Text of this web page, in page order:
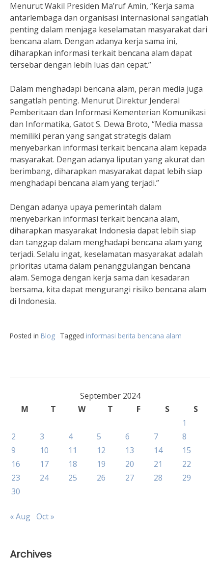
Menurut Wakil Presiden Ma’ruf Amin, “Kerja sama
antarlembaga dan organisasi internasional sangatlah
penting dalam menjaga keselamatan masyarakat dari
bencana alam. Dengan adanya kerja sama ini,
diharapkan informasi terkait bencana alam dapat
tersebar dengan lebih luas dan cepat.”
Dalam menghadapi bencana alam, peran media juga
sangatlah penting. Menurut Direktur Jenderal
Pemberitaan dan Informasi Kementerian Komunikasi
dan Informatika, Gatot S. Dewa Broto, “Media massa
memiliki peran yang sangat strategis dalam
menyebarkan informasi terkait bencana alam kepada
masyarakat. Dengan adanya liputan yang akurat dan
berimbang, diharapkan masyarakat dapat lebih siap
menghadapi bencana alam yang terjadi.”
Dengan adanya upaya pemerintah dalam
menyebarkan informasi terkait bencana alam,
diharapkan masyarakat Indonesia dapat lebih siap
dan tanggap dalam menghadapi bencana alam yang
terjadi. Selalu ingat, keselamatan masyarakat adalah
prioritas utama dalam penanggulangan bencana
alam. Semoga dengan kerja sama dan kesadaran
bersama, kita dapat mengurangi risiko bencana alam
di Indonesia.
Posted in Blog Tagged informasi berita bencana alam
September 2024
M
T W T F S
S
1
2
3 4 5 6 7
8
9
10 11 12 13 14
15
16
17 18 19 20 21
22
23
24 25 26 27 28
29
30
« Aug Oct »
Archives